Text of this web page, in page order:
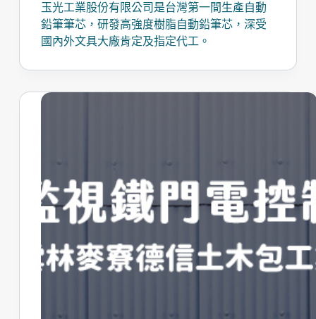
玉光工業股份有限公司是台灣第一間生產自動
鉛筆筆芯，研發高強度樹脂自動鉛筆芯，深受
國內外文具大廠肯定及指定代工。